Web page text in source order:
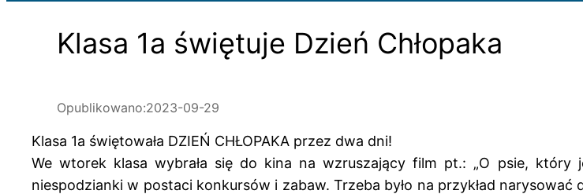
Klasa 1a świętuje Dzień Chłopaka
Opublikowano:2023-09-29
Klasa 1a świętowała DZIEŃ CHŁOPAKA przez dwa dni!
We wtorek klasa wybrała się do kina na wzruszający film pt.: „O psie, który
niespodzianki w postaci konkursów i zabaw. Trzeba było na przykład